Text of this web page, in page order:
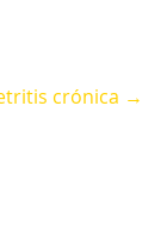
crónica →